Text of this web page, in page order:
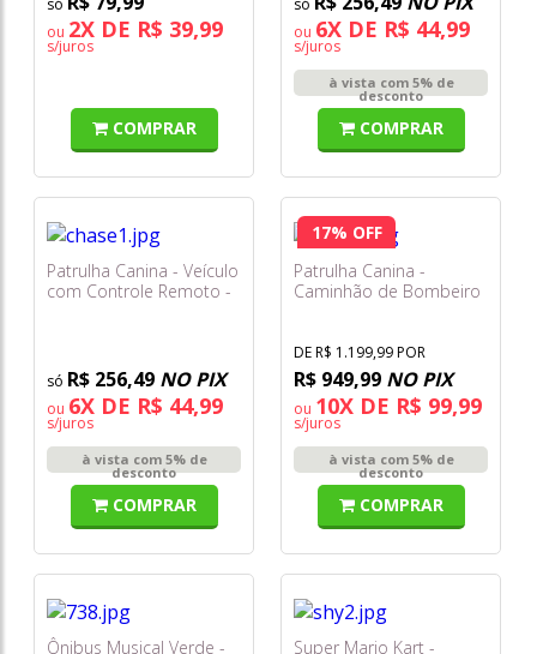
ou 2X DE R$ 39,99
s/juros
COMPRAR
ou 6X DE R$ 44,99
s/juros
à vista com 5% de
desconto
COMPRAR
Patrulha Canina - Veículo
com Controle Remoto -
R$ 256,49 NO PIX
ou 6X DE R$ 44,99
s/juros
à vista com 5% de
desconto
COMPRAR
17% OFF
Patrulha Canina -
Caminhão de Bombeiro
DE R$ 1.199,99 POR
R$ 949,99 NO PIX
ou 10X DE R$ 99,99
s/juros
à vista com 5% de
desconto
COMPRAR
Ônibus Musical Verde - Super Mario Kart -